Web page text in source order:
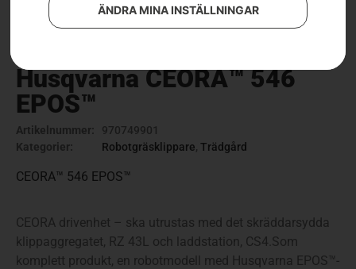
ÄNDRA MINA INSTÄLLNINGAR
Husqvarna CEORA™ 546
EPOS™
Artikelnummer:
970749901
Kategorier:
Robotgräsklippare, Trädgård
CEORA™ 546 EPOS™
CEORA drivenhet – ska utrustas med det skräddarsydda
klippaggregatet, RZ 43L och laddstation, CS4.Som
komplett produkt, en robotmodell med Husqvarna EPOS™-